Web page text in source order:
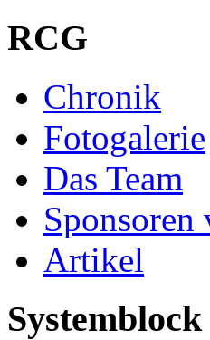
RCG
Chronik
Fotogalerie
Das Team
Sponsoren
Artikel
Systemblock